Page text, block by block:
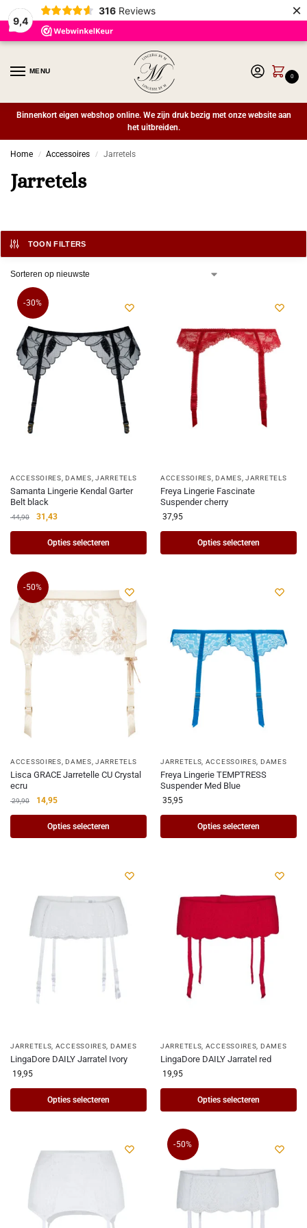
9,4
316 Reviews ×
MENU
0
Binnenkort eigen webshop online. We zijn druk bezig met onze website aan
het uitbreiden.
Home / Accessoires / Jarretels
Jarretels
TOON FILTERS
-30%
ACCESSOIRES ,DAMES ,JARRETELS
Samanta Lingerie Kendal Garter
Belt black
44,90 31,43
Opties selecteren
ACCESSOIRES ,DAMES ,JARRETELS
Freya Lingerie Fascinate
Suspender cherry
37,95
Opties selecteren
-50%
ACCESSOIRES, DAMES,JARRETELS
Lisca GRACE Jarretelle CU Crystal
ecru
29,90 14,95
Opties selecteren
JARRETELS, ACCESSOIRES, DAMES
Freya Lingerie TEMPTRESS
Suspender Med Blue
35,95
Opties selecteren
JARRETELS ACCESSOIRES DAMES
LingaDore DAILY Jarratel Ivory
19,95
Opties selecteren
JARRETELS ACCESSOIRES DAMES
LingaDore DAILY Jarratel red
19,95
Opties selecteren
-50%